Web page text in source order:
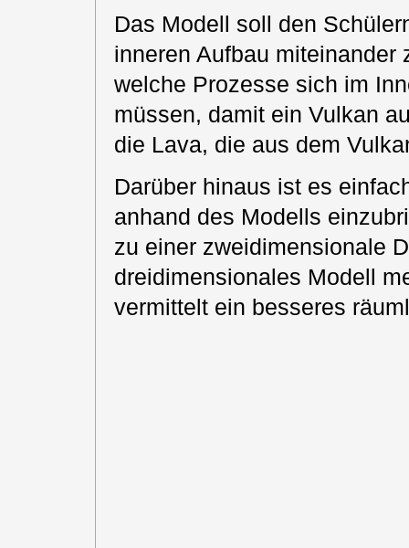
Das Modell soll den
inneren Aufbau
welche Prozesse sich im
müssen, damit ein Vulkan
die Lava, die aus dem
Darüber hinaus ist es
anhand des Modells
zu einer zweidimensionale
dreidimensionales Modell
vermittelt ein besseres